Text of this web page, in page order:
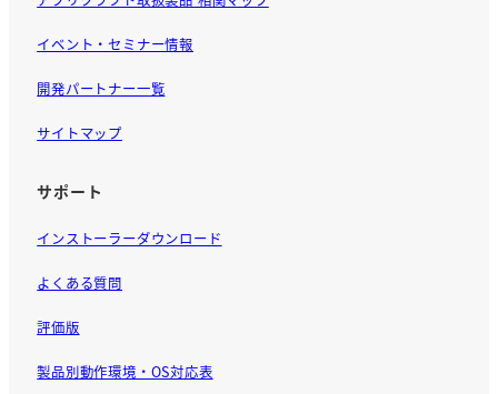
イベント・セミナー情報
開発パートナー一覧
サイトマップ
サポート
インストーラーダウンロード
よくある質問
評価版
製品別動作環境・OS対応表